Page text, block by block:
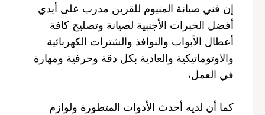
إن فني صيانة المنيوم للقرين مدرب على أيدي
أفضل الخبرات الأجنبية لصيانة وتصليح كافة
أعطال الأبواب والنوافذ والشترات الكهربائية
والاوتوماتيكية والعادية بكل دقة وحرفية ومهارة
في العمل،
كما أن لديه أحدث الأدوات المتطورة ولوازم